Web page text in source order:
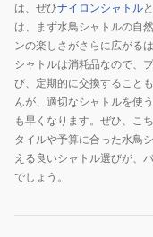
は、ぜひナイロンシャトル
は、まず水鳥シャトルの自
ンの楽しさがさらに広がるは
シャトルは消耗品なので、
び、定期的に交換すること
んが、適切なシャトルを使
も早くなります。ぜひ、こ
タイルや予算に合った水鳥
える良いシャトル選びが、
でしょう。